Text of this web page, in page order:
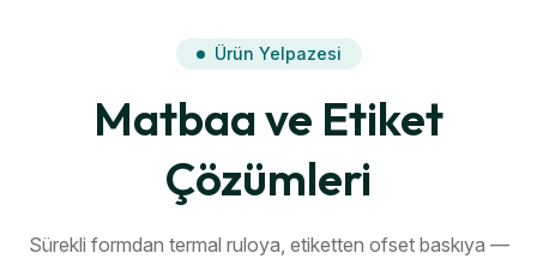
Ürün Yelpazesi
Matbaa ve Etiket
Çözümleri
Sürekli formdan termal ruloya, etiketten ofset baskıya —